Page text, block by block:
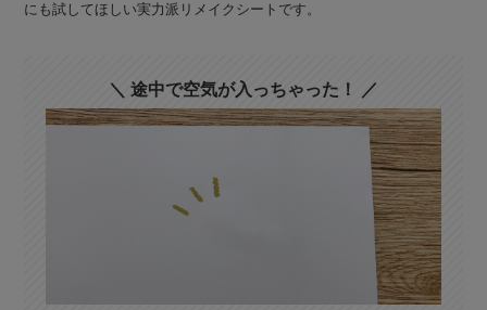
にも試してほしい実力派リメイクシートです。
＼ 途中で空気が入っちゃった！ ／